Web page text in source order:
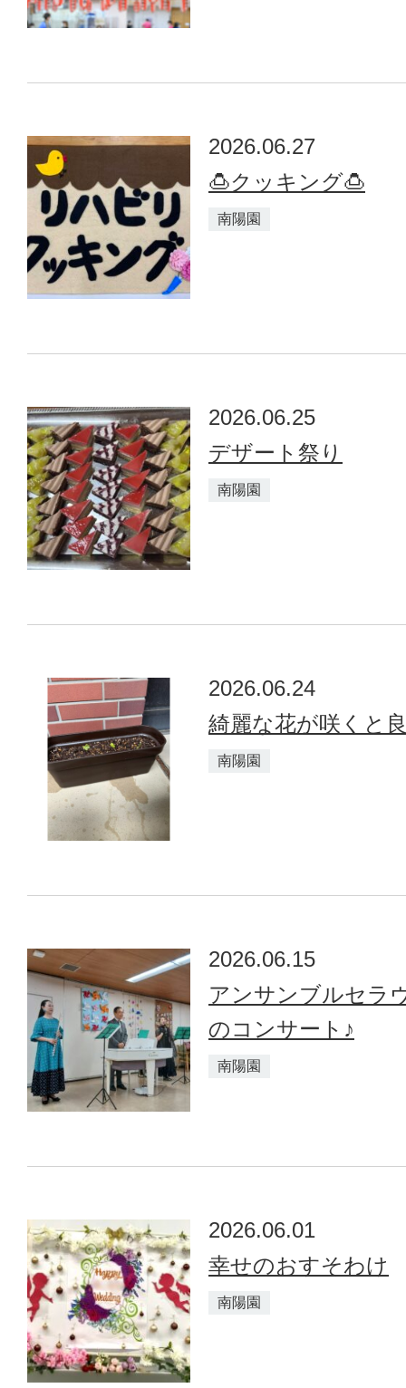
2026.06.27
🍮クッキング🍮
南陽園
2026.06.25
デザート祭り
南陽園
2026.06.24
綺麗な花が咲くと
南陽園
2026.06.15
アンサンブルセラ
のコンサート♪
南陽園
2026.06.01
幸せのおすそわけ
南陽園